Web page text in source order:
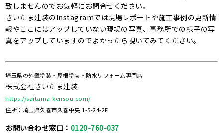
致しませんのでお気軽にお問合せください。
さいたま建装のInstagramでは現場レポートや施工事例の更新情
報やここにはアップしていない現場の写真、事務所での様子の写
真をアップしていますのでよかったら覗いてみてください。
埼玉県の外壁塗装・屋根塗装・防水リフォーム専門店
株式会社さいたま建装
https://saitama-kensou.com/
住所：埼玉県久喜市久喜中央 1-5-24-2F
お問い合わせ窓口： 0120-760-037